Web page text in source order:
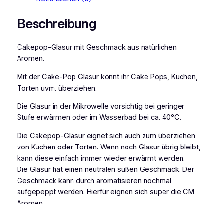
e
P
o
G
a
s
r
n
a
t
u
r
Beschreibung
Cakepop-Glasur mit Geschmack aus natürlichen
Aromen.
Mit der Cake-Pop Glasur könnt ihr Cake Pops, Kuchen,
Torten uvm. überziehen.
Die Glasur in der Mikrowelle vorsichtig bei geringer
Stufe erwärmen oder im Wasserbad bei ca. 40°C.
Die Cakepop-Glasur eignet sich auch zum überziehen
von Kuchen oder Torten. Wenn noch Glasur übrig bleibt,
kann diese einfach immer wieder erwärmt werden.
Die Glasur hat einen neutralen süßen Geschmack. Der
Geschmack kann durch aromatisieren nochmal
aufgepeppt werden. Hierfür eignen sich super die CM